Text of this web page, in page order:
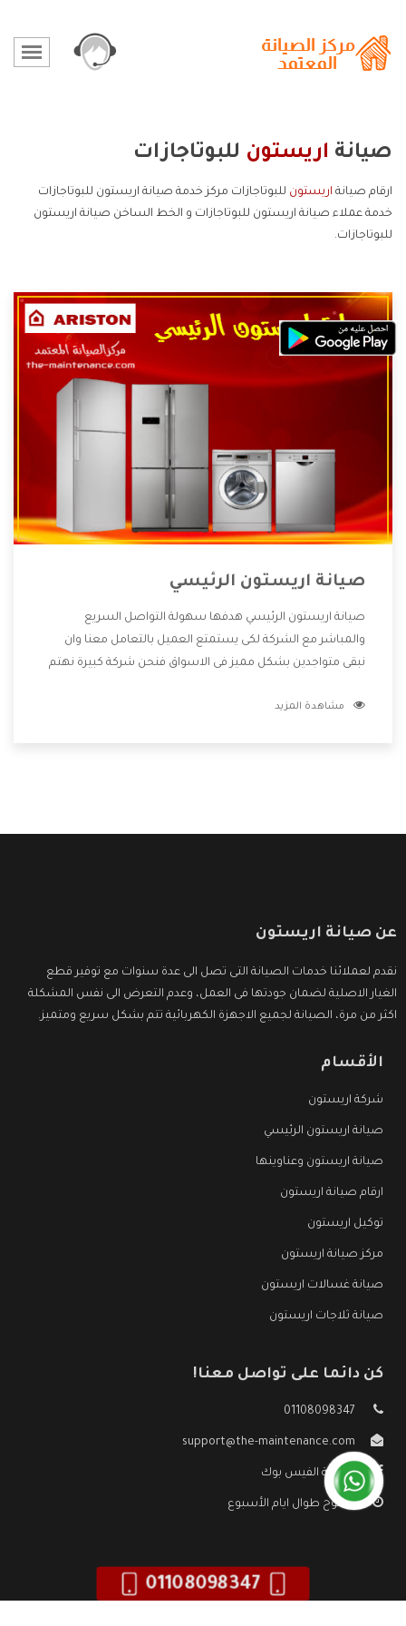
صيانة اريستون للبوتاجازات
ارقام صيانة اريستون للبوتاجازات مركز خدمة صيانة اريستون للبوتاجازات
خدمة عملاء صيانة اريستون للبوتاجازات و الخط الساخن صيانة اريستون
للبوتاجازات.
صيانة اريستون الرئيسي
صيانة اريستون الرئيسي هدفها سهولة التواصل السريع
والمباشر مع الشركة لكى يستمتع العميل بالتعامل معنا وان
نبقى متواجدين بشكل مميز فى الاسواق فنحن شركة كبيرة نهتم
الشركة بها والتى تكون منها خدمة الصيانة التى تكون من أهم
مشاهدة المزيد
عن صيانة اريستون
نقدم لعملائنا خدمات الصيانة التى تصل الى عدة سنوات مع توفير قطع
الغيار الاصلية لضمان جودتها فى العمل، وعدم التعرض الى نفس المشكلة
اكثر من مرة، الصيانة لجميع الاجهزة الكهربائية تتم بشكل سريع ومتميز.
الأقسام
شركة اريستون
صيانة اريستون الرئيسي
صيانة اريستون وعناوينها
ارقام صيانة اريستون
توكيل اريستون
مركز صيانة اريستون
صيانة غسالات اريستون
صيانة ثلاجات اريستون
كن دائما على تواصل معنا!
01108098347
support@the-maintenance.com
صفحة الفيس بوك
مفتوح طوال ايام الأسبوع
01108098347